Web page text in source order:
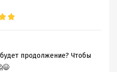
продолжение? Чтобы